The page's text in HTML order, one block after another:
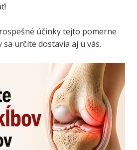
účinky tejto pomerne
určite dostavia aj u vás.